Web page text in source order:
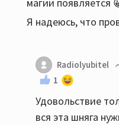
Я надеюсь, что
Radiolyubitel
1
Удовольствие
вся эта шняга